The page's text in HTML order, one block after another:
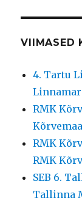
VIIMASED
4. Tartu
RMK
RMK
RMK
SEB 6.
Tallinna